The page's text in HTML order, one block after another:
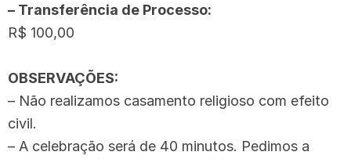
– Transferência de Processo:
R$ 100,00
OBSERVAÇÕES:
– Não realizamos casamento religioso com efeito
civil.
– A celebração será de 40 minutos. Pedimos a